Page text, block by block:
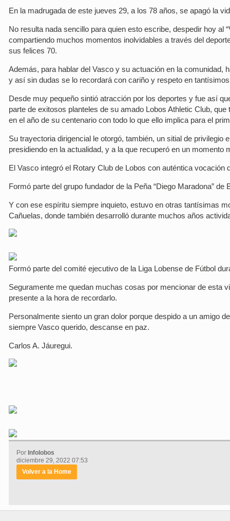
En la madrugada de este jueves 29, a los 78 años, se apagó la
No resulta nada sencillo para quien esto escribe, despedir hoy al
compartiendo muchos momentos inolvidables a través del
sus felices 70.
Además, para hablar del Vasco y su actuación en la comunidad,
y así sin dudas se lo recordará con cariño y respeto en
Desde muy pequeño sintió atracción por los deportes y fue así
parte de exitosos planteles de su amado Lobos Athletic Club,
en el año de su centenario con todo lo que ello implica para el
Su trayectoria dirigencial le otorgó, también, un sitial de privilegio
presidiendo en la actualidad, y a la que recuperó en un
El Vasco integró el Rotary Club de Lobos con auténtica
Formó parte del grupo fundador de la Peña “Diego Maradona”
Y con ese espíritu siempre inquieto, estuvo en otras tantísimas
Cañuelas, donde también desarrolló durante muchos años
Formó parte del comité ejecutivo de la Liga Lobense de Fútbol
Seguramente me quedan muchas cosas por mencionar de esta
presente a la hora de recordarlo.
Personalmente siento un gran dolor porque despido a un amigo
siempre Vasco querido, descanse en paz.
Carlos A. Jáuregui.
Por Infolobos
diciembre 29, 2022 07:53
Volver a la Home